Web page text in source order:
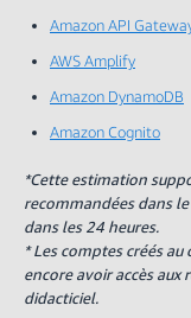
Amazon API
AWS Amplify
Amazon DynamoDB
Amazon Cognito
*Cette estimation
recommandées dans
dans les 24 heures.
* Les comptes créés
encore avoir accès aux
didacticiel.